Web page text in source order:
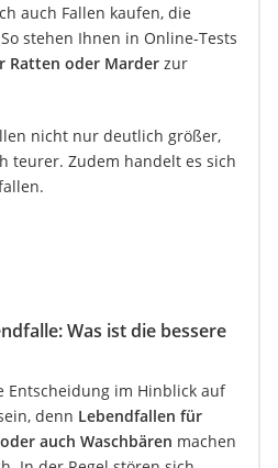
auch Fallen kaufen, die
stehen Ihnen in Online-Tests
Ratten oder Marder zur
nicht nur deutlich größer,
teurer. Zudem handelt es sich
Was ist die bessere
Entscheidung im Hinblick auf
denn Lebendfallen für
auch Waschbären machen